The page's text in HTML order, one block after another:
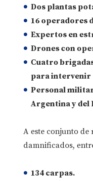
Dos plantas
16 operadores
Expertos en
Drones con
Cuatro
para intervenir
Personal
Argentinay del
A este conjunto de
damnificados,
134 carpas.